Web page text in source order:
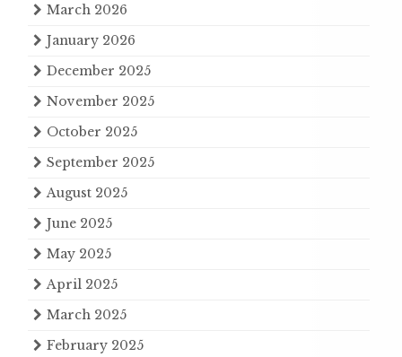
March 2026
January 2026
December 2025
November 2025
October 2025
September 2025
August 2025
June 2025
May 2025
April 2025
March 2025
February 2025